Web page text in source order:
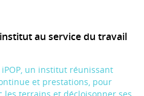
au service du travail
iPOP, un institut réunissant
et prestations, pour